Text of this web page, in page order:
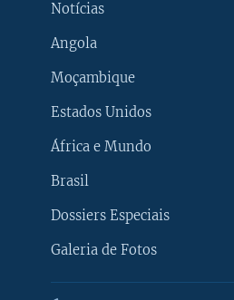
Notícias
Angola
Moçambique
Estados Unidos
África e Mundo
Brasil
Dossiers Especiais
Galeria de Fotos